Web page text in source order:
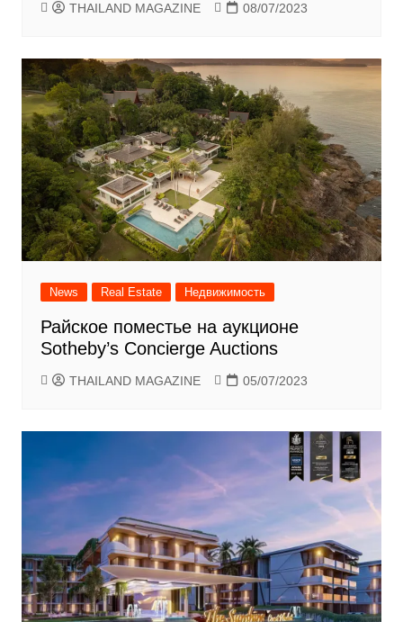
THAILAND MAGAZINE 08/07/2023
News Real Estate Недвижимость
Райское поместье на аукционе
Sotheby’s Concierge Auctions
THAILAND MAGAZINE 05/07/2023